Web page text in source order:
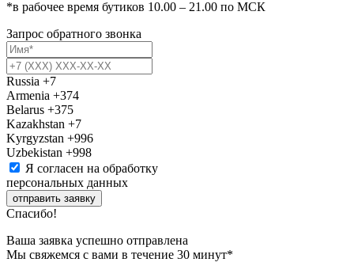
*в рабочее время бутиков 10.00 – 21.00 по МСК
Запрос обратного звонка
Russia +7
Armenia +374
Belarus +375
Kazakhstan +7
Kyrgyzstan +996
Uzbekistan +998
Я согласен на обработку
персональных данных
отправить заявку
Спасибо!
Ваша заявка успешно отправлена
Мы свяжемся с вами в течение 30 минут*